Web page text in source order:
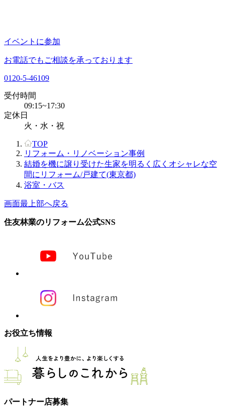
イベントに参加
お電話でもご相談を承っております
0120-5-46109
受付時間
09:15~17:30
定休日
火・水・祝
TOP
リフォーム・リノベーション事例
結婚を機に譲り受けた生家を明るく広くオシャレな空
間にリフォーム/戸建て(東京都)
浴室・バス
画面最上部へ戻る
住友林業のリフォーム公式SNS
お役立ち情報
パートナー店募集